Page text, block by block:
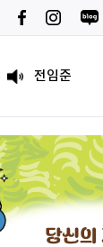
조현기
전임준
문세웅
092